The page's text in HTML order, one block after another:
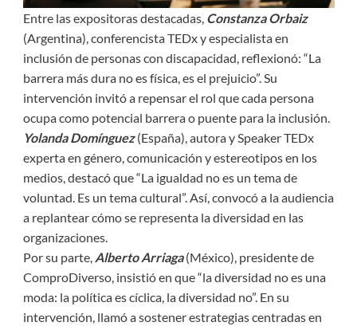
Entre las expositoras destacadas, Constanza Orbaiz
(Argentina), conferencista TEDx y especialista en
inclusión de personas con discapacidad, reflexionó: “La
barrera más dura no es física, es el prejuicio”. Su
intervención invitó a repensar el rol que cada persona
ocupa como potencial barrera o puente para la inclusión.
Yolanda Domínguez(España), autora y Speaker TEDx
experta en género, comunicación y estereotipos en los
medios, destacó que “La igualdad no es un tema de
voluntad. Es un tema cultural”. Así, convocó a la audiencia
a replantear cómo se representa la diversidad en las
organizaciones.
Por su parte, Alberto Arriaga(México), presidente de
ComproDiverso, insistió en que “la diversidad no es una
moda: la política es cíclica, la diversidad no”. En su
intervención, llamó a sostener estrategias centradas en